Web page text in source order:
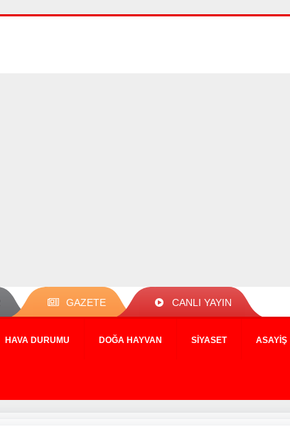
GAZETE CANLI YAYIN
HAVA DURUMU DOĞA HAYVAN SIYASET ASAYIŞ